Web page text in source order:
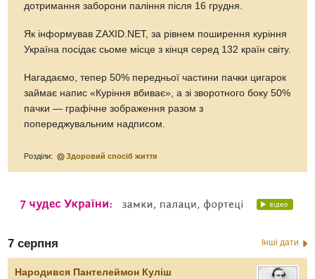
дотримання заборони паління після 16 грудня.
Як інформував ZAXID.NET, за рівнем поширення куріння
Україна посідає сьоме місце з кінця серед 132 країн світу.
Нагадаємо, тепер 50% передньої частини пачки цигарок
займає напис «Куріння вбиває», а зі зворотного боку 50%
пачки — графічне зображення разом з
попереджувальним надписом.
Розділи: Здоровий спосіб життя
7 серпня Інші дати
Народився Пантелеймон Куліш